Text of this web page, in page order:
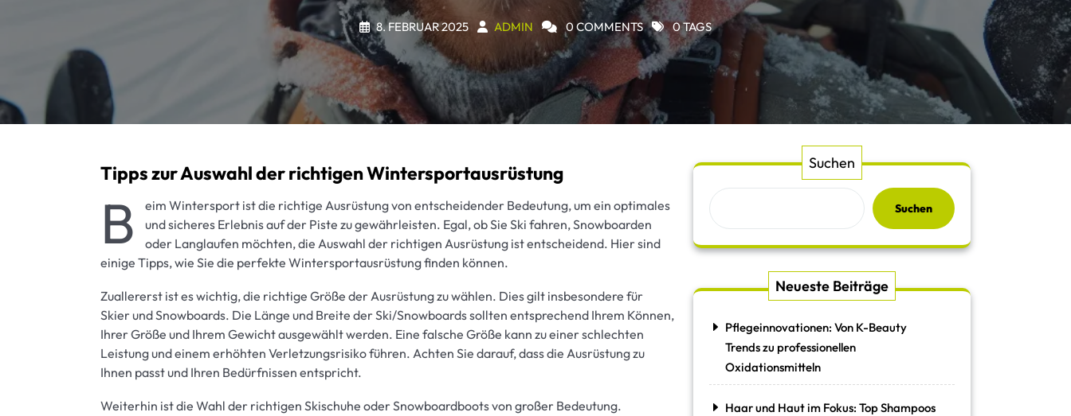
8. FEBRUAR 2025 ADMIN 0 COMMENTS 0 TAGS
Tipps zur Auswahl der richtigen Wintersportausrüstung
B
eim Wintersport ist die richtige Ausrüstung von entscheidender Bedeutung, um ein optimales
und sicheres Erlebnis auf der Piste zu gewährleisten. Egal, ob Sie Ski fahren, Snowboarden
oder Langlaufen möchten, die Auswahl der richtigen Ausrüstung ist entscheidend. Hier sind
einige Tipps, wie Sie die perfekte Wintersportausrüstung finden können.
Zuallererst ist es wichtig, die richtige Größe der Ausrüstung zu wählen. Dies gilt insbesondere für
Skier und Snowboards. Die Länge und Breite der Ski/Snowboards sollten entsprechend Ihrem Können,
Ihrer Größe und Ihrem Gewicht ausgewählt werden. Eine falsche Größe kann zu einer schlechten
Leistung und einem erhöhten Verletzungsrisiko führen. Achten Sie darauf, dass die Ausrüstung zu
Ihnen passt und Ihren Bedürfnissen entspricht.
Weiterhin ist die Wahl der richtigen Skischuhe oder Snowboardboots von großer Bedeutung.
Suchen
Suchen
Neueste Beiträge
Pflegeinnovationen: Von K-Beauty
Trends zu professionellen
Oxidationsmitteln
Haar und Haut im Fokus: Top Shampoos